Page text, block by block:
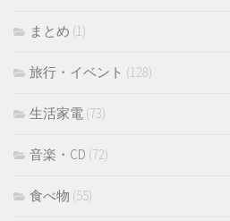
まとめ (1)
旅行・イベント (128)
生活家電 (73)
音楽・CD (72)
食べ物 (55)